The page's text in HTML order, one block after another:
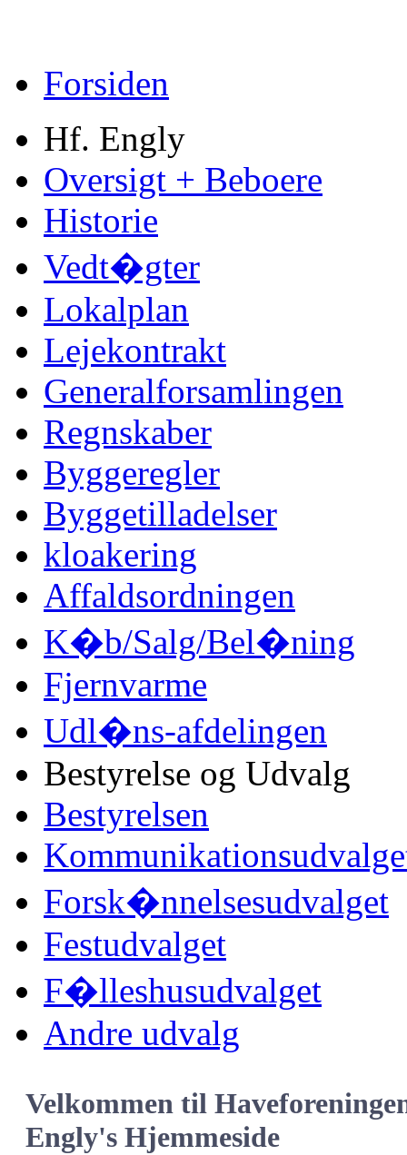
Forsiden
Hf. Engly
Oversigt + Beboere
Historie
Vedt�gter
Lokalplan
Lejekontrakt
Generalforsamlingen
Regnskaber
Byggeregler
Byggetilladelser
kloakering
Affaldsordningen
K�b/Salg/Bel�ning
Fjernvarme
Udl�ns-afdelingen
Bestyrelse og Udvalg
Bestyrelsen
Forsk�nnelsesudvalget
Festudvalget
F�lleshusudvalget
Andre udvalg
Velkommen til
Engly's Hjemmeside